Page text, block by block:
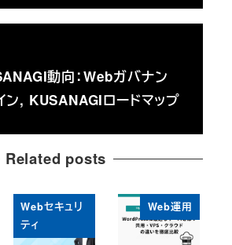
動向：Webガバナン
ン, KUSANAGIロードマップ
Related posts
Webセキュリ
ティ
Web運用